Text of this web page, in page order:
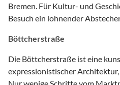
Bremen. Für Kultur- und
Besuch ein lohnender
Böttcherstraße
Die Böttcherstraße ist eine
expressionistischer Architektur,
Nur wenige Schritte vom